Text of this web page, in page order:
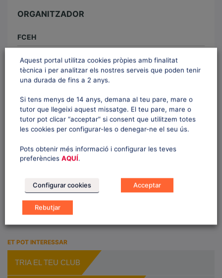
ORGANITZADOR
FCEH
Email: info@fceh.cat
v
e
N
a
v
i
g
a
MONTGARRI – AQC
MASTERS LA MOLINA |
ET POT INTERESSAR
TRIA EL TEU CLUB
Aquest portal utilitza cookies pròpies amb finalitat
tècnica i per analitzar els nostres serveis que poden tenir
una durada de fins a 2 anys.
Si tens menys de 14 anys, demana al teu pare, mare o
tutor que llegeixi aquest missatge. El teu pare, mare o
tutor pot clicar “acceptar” si consent que utilitzem totes
les cookies per configurar-les o denegar-ne el seu ús.
Pots obtenir més informació i configurar les teves
preferències AQUÍ.
Configurar cookies Acceptar
Rebutjar